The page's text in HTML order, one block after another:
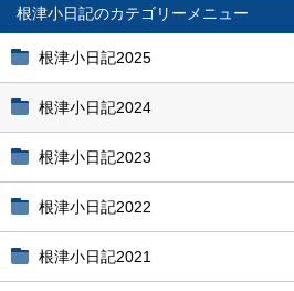
根津小日記
根津小日記2025
根津小日記2024
根津小日記2023
根津小日記2022
根津小日記2021